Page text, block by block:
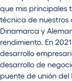
que mis principales
técnica de nuestros
Dinamarca y
rendimiento. En
desarrollo
desarrollo de
puente de unión